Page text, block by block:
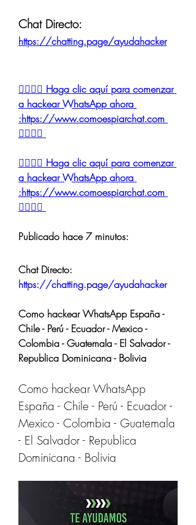
Chat Directo:
https://chatting.page/ayudahacker
👉🏻👉🏻 Haga clic aquí para comenzar
a hackear WhatsApp ahora
:https://www.comoespiarchat.com
👈🏻👈🏻
👉🏻👉🏻 Haga clic aquí para comenzar
a hackear WhatsApp ahora
:https://www.comoespiarchat.com
👈🏻👈🏻
Publicado hace 7 minutos:
Chat Directo:
https://chatting.page/ayudahacker
Como hackear WhatsApp España -
Chile - Perú - Ecuador - Mexico -
Colombia - Guatemala - El Salvador -
Republica Dominicana - Bolivia
Como hackear WhatsApp
España - Chile - Perú - Ecuador -
Mexico - Colombia - Guatemala
- El Salvador - Republica
Dominicana - Bolivia